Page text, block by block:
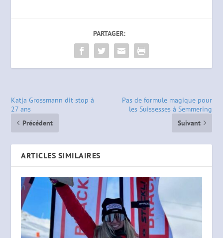
PARTAGER:
Katja Grossmann dit stop à
27 ans
Précédent
Pas de formule magique pour
les Suissesses à Semmering
Suivant
ARTICLES SIMILAIRES